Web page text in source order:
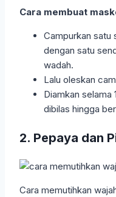
Cara membuat
Campurkan satu
dengan satu
wadah.
Lalu oleskan
Diamkan selama
dibilas hingga
2. Pepaya dan
Cara memutihkan